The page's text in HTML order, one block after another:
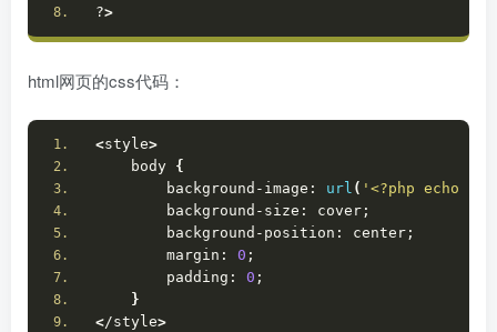
?>
html网页的css代码：
<style>
    body
{
        background-image:
url ( '<?php echo
        background-size: cover;
        background-position: center;
        margin:
0 ;
        padding:
0 ;
}
</style>